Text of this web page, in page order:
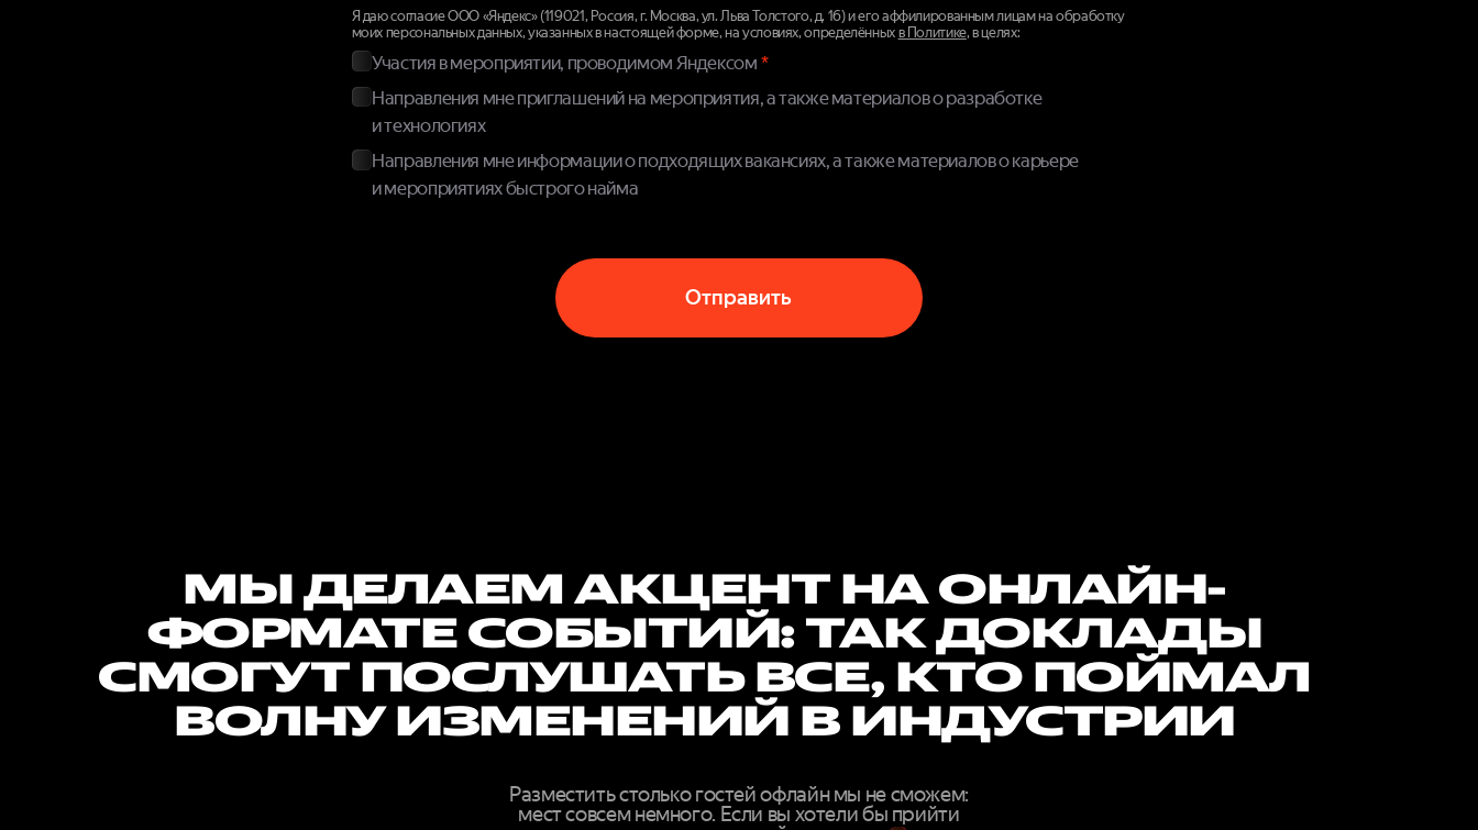
Я даю согласие ООО «Яндекс» (119021, Россия, г. Москва, ул. Льва Толстого, д. 16) и его аффилированным лицам на обработку
моих персональных данных, указанных в настоящей форме, на условиях, определённых в Политике, в целях:
Участия в мероприятии, проводимом Яндексом
Направления мне приглашений на мероприятия, а также материалов о разработке
и технологиях
Направления мне информации о подходящих вакансиях, а также материалов о карьере
и мероприятиях быстрого найма
Отправить
МЫ ДЕЛАЕМ АКЦЕНТ НА ОНЛАЙН-
ФОРМАТЕ СОБЫТИЙ: ТАК ДОКЛАДЫ
СМОГУТ ПОСЛУШАТЬ ВСЕ, КТО ПОЙМАЛ
ВОЛНУ ИЗМЕНЕНИЙ В ИНДУСТРИИ
Разместить столько гостей офлайн мы не сможем:
мест совсем немного. Если вы хотели бы прийти